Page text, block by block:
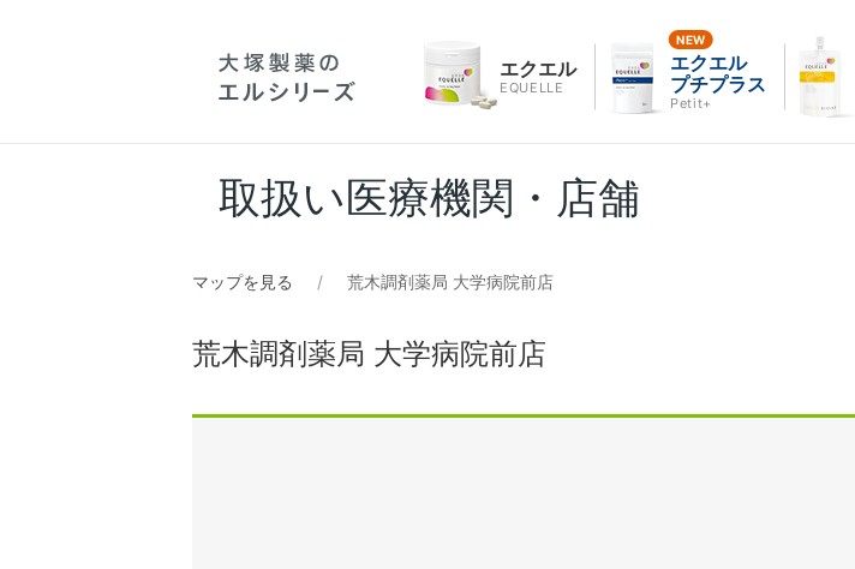
エクエル
EQUELLE
エクエル
プチプラス
Petit+
取扱い医療機関・店舗
マップを見る 荒木調剤薬局 大学病院前店
荒木調剤薬局 大学病院前店